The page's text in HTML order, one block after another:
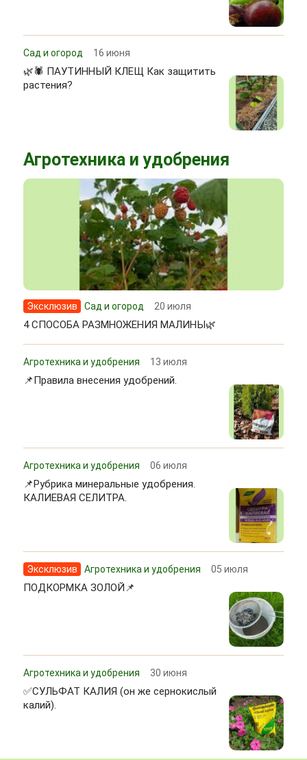
Сад и огород 16 июня
🌿🕷 ПАУТИННЫЙ КЛЕЩ Как защитить
растения?
Агротехника и удобрения
Эксклюзив Сад и огород 20 июля
4 СПОСОБА РАЗМНОЖЕНИЯ МАЛИНЫ🌿
Агротехника и удобрения 13 июля
📌Правила внесения удобрений.
Агротехника и удобрения 06 июля
📌Рубрика минеральные удобрения.
КАЛИЕВАЯ СЕЛИТРА.
Эксклюзив Агротехника и удобрения 05 июля
ПОДКОРМКА ЗОЛОЙ📌
Агротехника и удобрения 30 июня
✅СУЛЬФАТ КАЛИЯ (он же сернокислый
калий).